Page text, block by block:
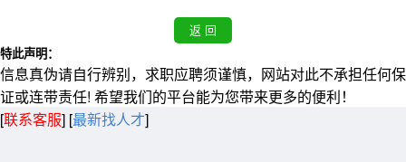
特此声明：
信息真伪请自行辨别，求职应聘须谨慎，网站对此不承担任何保
证或连带责任! 希望我们的平台能为您带来更多的便利！
[联系客服] [最新找人才]